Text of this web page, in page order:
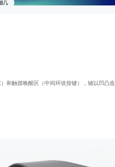
和触摸唤醒区（中间环状按键），辅以凹凸造